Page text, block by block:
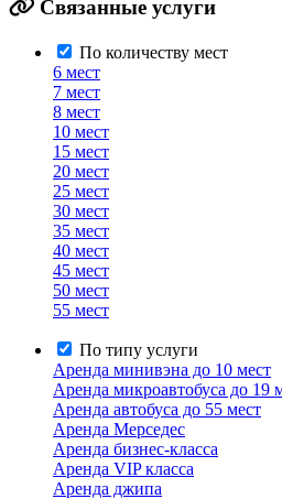
Связанные услуги
По количеству мест
6 мест
7 мест
8 мест
10 мест
15 мест
20 мест
25 мест
30 мест
35 мест
40 мест
45 мест
50 мест
55 мест
По типу услуги
Аренда минивэна до 10 мест
Аренда микроавтобуса до 19
Аренда автобуса до 55 мест
Аренда Мерседес
Аренда бизнес-класса
Аренда VIP класса
Аренда джипа